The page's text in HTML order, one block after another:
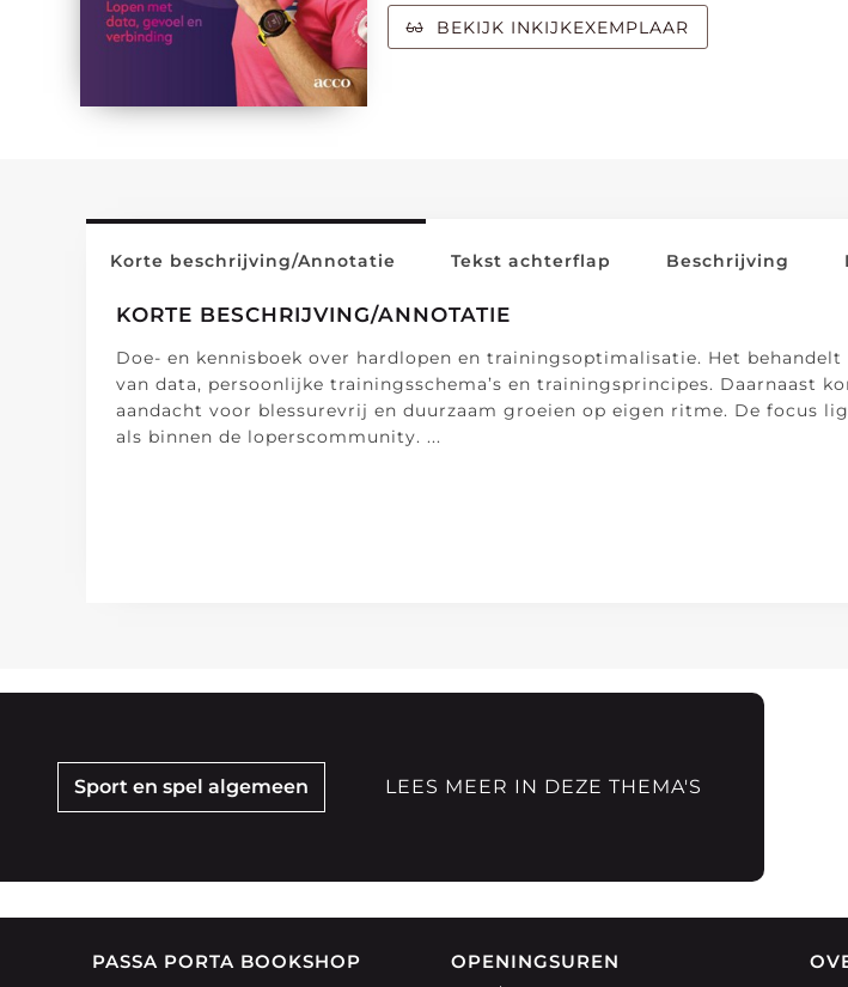
BEKIJK INKIJKEXEMPLAAR
Korte beschrijving/Annotatie
KORTE BESCHRIJVING/ANNOTATIE
Doe- en kennisboek over hardlopen en trainingsoptimalisatie. Het
van data, persoonlijke trainingsschema’s en trainingsprincipes. Daarnaast
aandacht voor blessurevrij en duurzaam groeien op eigen ritme. De focus
als binnen de loperscommunity....
Tekst achterflap Beschrijving
Sport en spel algemeen LEES MEER IN DEZE THEMA'S
PASSA PORTA BOOKSHOP OPENINGSUREN